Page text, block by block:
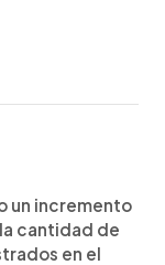
un incremento
cantidad de
en el